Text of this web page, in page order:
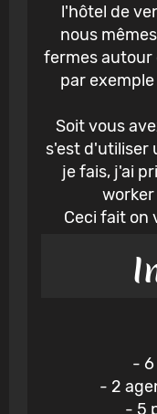
l'hôtel de
nous
fermes autour
par
Soit vous
s'est d'utiliser
je fais, j'ai
Ceci fait on
- 6
- 2
- 5